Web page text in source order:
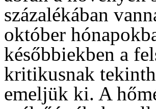
százalékában
október
későbbiekben a
kritikusnak
emeljük ki. A